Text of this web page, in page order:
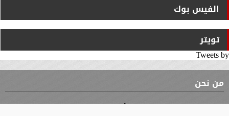
الفيس بوك
تويتر
Tweets by
من نحن